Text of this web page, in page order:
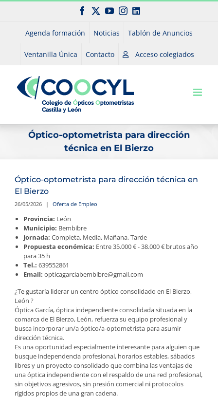
Saltar
Facebook
X YouTubeInstagram
LinkedIn
Agenda formación Noticias Tablón de Anuncios
Ventanilla Única Contacto Acceso colegiados
Óptico-optometrista para dirección
técnica en El Bierzo
Óptico-optometrista para dirección técnica en
El Bierzo
26/05/2026 | Oferta de Empleo
Provincia: León
Municipio: Bembibre
Jornada: Completa, Media, Mañana, Tarde
Propuesta económica: Entre 35.000 € - 38.000 € brutos año
para 35 h
Tel.: 639552861
Email: opticagarciabembibre@gmail.com
¿Te gustaría liderar un centro óptico consolidado en El Bierzo,
León ?
Óptica García, óptica independiente consolidada situada en la
comarca de El Bierzo, León, refuerza su equipo profesional y
busca incorporar un/a óptico/a-optometrista para asumir
dirección técnica.
Es una oportunidad especialmente interesante para alguien que
busque independencia profesional, horarios estables, sábados
libres y un proyecto consolidado que combina las ventajas de
una óptica independiente con el respaldo de una red profesional,
sin objetivos agresivos, sin presión comercial ni protocolos
rígidos propios de una gran cadena.